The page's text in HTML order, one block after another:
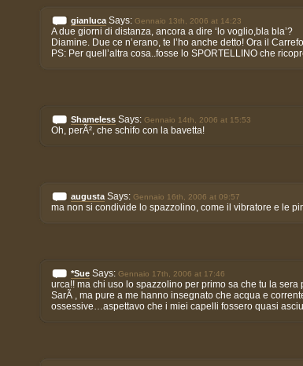
gianlucaSays: Gennaio 13th, 2006 at 14:23
A due giorni di distanza, ancora a dire ‘lo voglio,bla bla’?
Diamine. Due ce n’erano, te l’ho anche detto! Ora il
PS: Per quell’altra cosa..fosse lo SPORTELLINO che
Shameless Says: Gennaio 14th, 2006 at 15:53
Oh, perÃ², che schifo con la bavetta!
augustaSays: Gennaio 16th, 2006 at 09:57
ma non si condivide lo spazzolino, come il vibratore e le
*Sue Says: Gennaio 17th, 2006 at 17:46
urca!! ma chi uso lo spazzolino per primo sa che tu la
SarÃ , ma pure a me hanno insegnato che acqua e
ossessive…aspettavo che i miei capelli fossero quasi